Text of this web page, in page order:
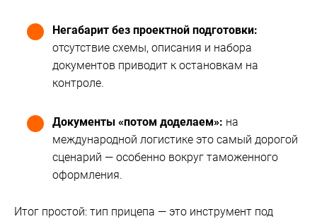
Негабарит без проектной подготовки:
отсутствие схемы, описания и набора
документов приводит к остановкам на
контроле.
Документы «потом доделаем»: на
международной логистике это самый дорогой
сценарий — особенно вокруг таможенного
оформления.
Итог простой: тип прицепа — это инструмент под